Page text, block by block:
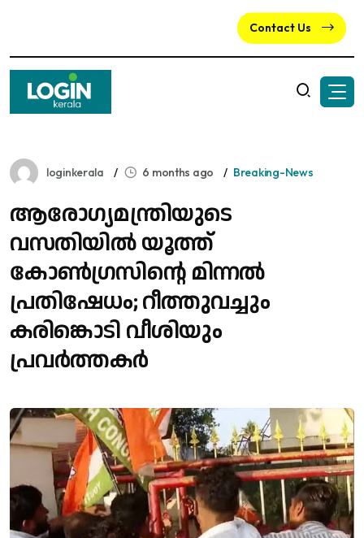
Contact Us
loginkerala 6 months ago Breaking-News
ആരോഗ്യമന്ത്രിയുടെ
വസതിയിൽ യൂത്ത്
കോൺഗ്രസിന്റെ മിന്നൽ
പ്രതിഷേധം; റീത്തുവച്ചും
കരിങ്കൊടി വീശിയും
പ്രവർത്തകർ